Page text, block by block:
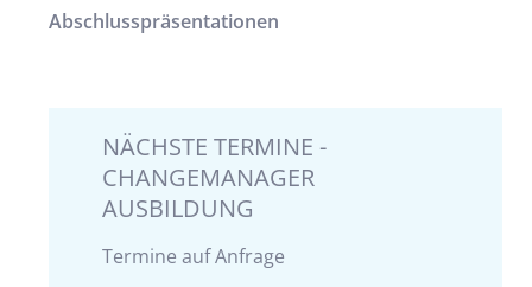
Abschlusspräsentationen
NÄCHSTE TERMINE -
CHANGEMANAGER
AUSBILDUNG
Termine auf Anfrage